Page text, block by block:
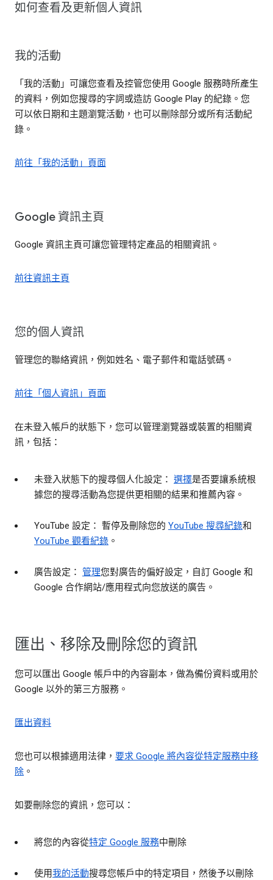
如何查看及更新個人資訊
我的活動
「我的活動」可讓您查看及控管您使用 Google 服務時所產生
的資料，例如您搜尋的字詞或造訪 Google Play 的紀錄。您
可以依日期和主題瀏覽活動，也可以刪除部分或所有活動紀
錄。
前往「我的活動」頁面
Google 資訊主頁
Google 資訊主頁可讓您管理特定產品的相關資訊。
前往資訊主頁
您的個人資訊
管理您的聯絡資訊，例如姓名、電子郵件和電話號碼。
前往「個人資訊」頁面
在未登入帳戶的狀態下，您可以管理瀏覽器或裝置的相關資
訊，包括：
未登入狀態下的搜尋個人化設定： 選擇是否要讓系統根
據您的搜尋活動為您提供更相關的結果和推薦內容。
YouTube 設定： 暫停及刪除您的 YouTube 搜尋紀錄和
YouTube 觀看紀錄 。
廣告設定： 管理您對廣告的偏好設定，自訂 Google 和
Google 合作網站/應用程式向您放送的廣告。
匯出、移除及刪除您的資訊
您可以匯出 Google 帳戶中的內容副本，做為備份資料或用於
Google 以外的第三方服務。
匯出資料
您也可以根據適用法律， 要求 Google 將內容從特定服務中移
除 。
如要刪除您的資訊，您可以：
將您的內容從特定 Google 服務中刪除
使用我的活動搜尋您帳戶中的特定項目，然後予以刪除